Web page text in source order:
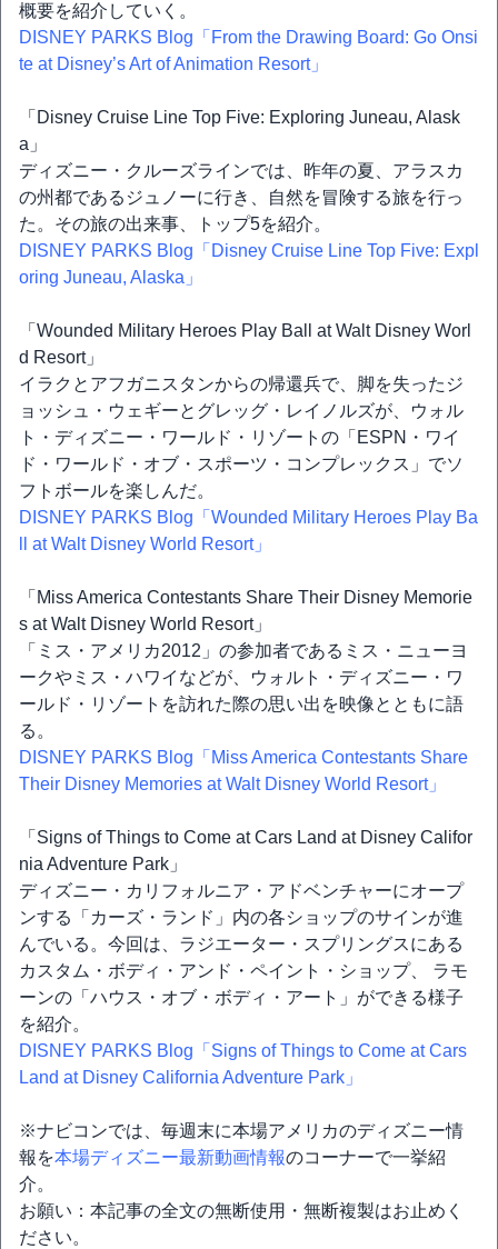
概要を紹介していく。
DISNEY PARKS Blog「From the Drawing Board: Go Onsi
te at Disney’s Art of Animation Resort」
「Disney Cruise Line Top Five: Exploring Juneau, Alask
a」
ディズニー・クルーズラインでは、昨年の夏、アラスカ
の州都であるジュノーに行き、自然を冒険する旅を行っ
た。その旅の出来事、トップ5を紹介。
DISNEY PARKS Blog「Disney Cruise Line Top Five: Expl
oring Juneau, Alaska」
「Wounded Military Heroes Play Ball at Walt Disney Worl
d Resort」
イラクとアフガニスタンからの帰還兵で、脚を失ったジ
ョッシュ・ウェギーとグレッグ・レイノルズが、ウォル
ト・ディズニー・ワールド・リゾートの「ESPN・ワイ
ド・ワールド・オブ・スポーツ・コンプレックス」でソ
フトボールを楽しんだ。
DISNEY PARKS Blog「Wounded Military Heroes Play Ba
ll at Walt Disney World Resort」
「Miss America Contestants Share Their Disney Memorie
s at Walt Disney World Resort」
「ミス・アメリカ2012」の参加者であるミス・ニューヨ
ークやミス・ハワイなどが、ウォルト・ディズニー・ワ
ールド・リゾートを訪れた際の思い出を映像とともに語
る。
DISNEY PARKS Blog「Miss America Contestants Share
Their Disney Memories at Walt Disney World Resort」
「Signs of Things to Come at Cars Land at Disney Califor
nia Adventure Park」
ディズニー・カリフォルニア・アドベンチャーにオープ
ンする「カーズ・ランド」内の各ショップのサインが進
んでいる。今回は、ラジエーター・スプリングスにある
カスタム・ボディ・アンド・ペイント・ショップ、 ラモ
ーンの「ハウス・オブ・ボディ・アート」ができる様子
を紹介。
DISNEY PARKS Blog「Signs of Things to Come at Cars
Land at Disney California Adventure Park」
※ナビコンでは、毎週末に本場アメリカのディズニー情
報を本場ディズニー最新動画情報のコーナーで一挙紹
介。
お願い：本記事の全文の無断使用・無断複製はお止めく
ださい。